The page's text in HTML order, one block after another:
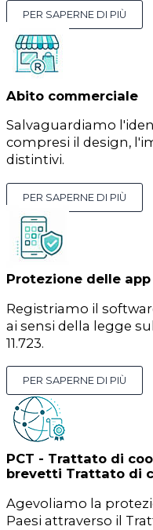
PER SAPERNE DI PIÙ
Abito commerciale
Salvaguardiamo
compresi il design,
distintivi.
PER SAPERNE DI PIÙ
Protezione delle app
Registriamo il
ai sensi della legge
11.723.
PER SAPERNE DI PIÙ
PCT - Trattato di
brevetti Trattato di
Agevoliamo la
Paesi attraverso il